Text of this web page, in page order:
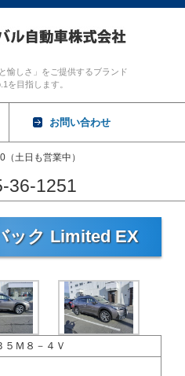
愉しさ」をご提供するブランド
を目指します。
お問い合わせ
土日も営業中）
36-1251
ック Limited EX
５Ｍ８－４Ｖ